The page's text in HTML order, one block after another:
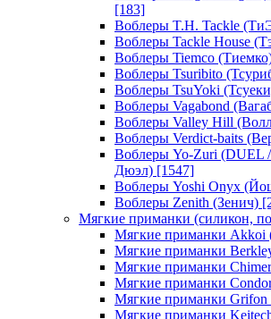
[183]
Воблеры T.H. Tackle
Воблеры Tackle House
Воблеры Tiemco
Воблеры Tsuribito
Воблеры TsuYoki
Воблеры Vagabond
Воблеры Valley Hill
Воблеры Verdict-baits
Воблеры Yo-Zuri (DUEL
Дюэл) [1547]
Воблеры Yoshi Onyx
Воблеры Zenith (Зенич)
Мягкие приманки (силикон,
Мягкие приманки Akkoi
Мягкие приманки
Мягкие приманки
Мягкие приманки
Мягкие приманки Grifon
Мягкие приманки